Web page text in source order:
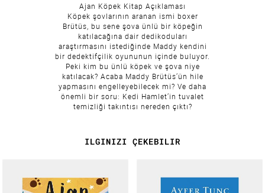
Ajan Köpek Kitap Açıklaması
Köpek şovlarının aranan ismi boxer
Brütüs, bu sene şova ünlü bir köpeğin
katılacağına dair dedikoduları
araştırmasını istediğinde Maddy kendini
bir dedektifçilik oyununun içinde buluyor.
Peki kim bu ünlü köpek ve şova niye
katılacak? Acaba Maddy Brütüs’ün hile
yapmasını engelleyebilecek mi? Ve daha
önemli bir soru: Kedi Hamlet’in tuvalet
temizliği takıntısı nereden çıktı?
ILGINIZI ÇEKEBILIR